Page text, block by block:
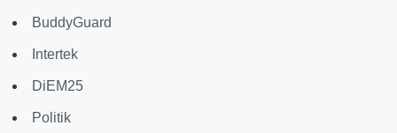
BuddyGuard
Intertek
DiEM25
Politik